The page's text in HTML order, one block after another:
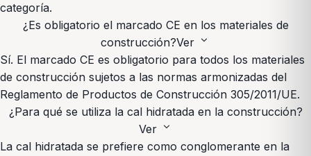
categoría.
¿Es obligatorio el marcado CE en los materiales de
construcción?Ver expand_more
Sí. El marcado CE es obligatorio para todos los materiales
de construcción sujetos a las normas armonizadas del
Reglamento de Productos de Construcción 305/2011/UE.
¿Para qué se utiliza la cal hidratada en la construcción?
Ver expand_more
La cal hidratada se prefiere como conglomerante en la